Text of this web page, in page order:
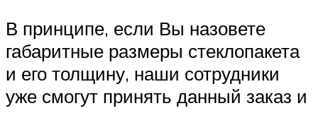
В принципе, если Вы назовете
габаритные размеры стеклопакета
и его толщину, наши сотрудники
уже смогут принять данный заказ и